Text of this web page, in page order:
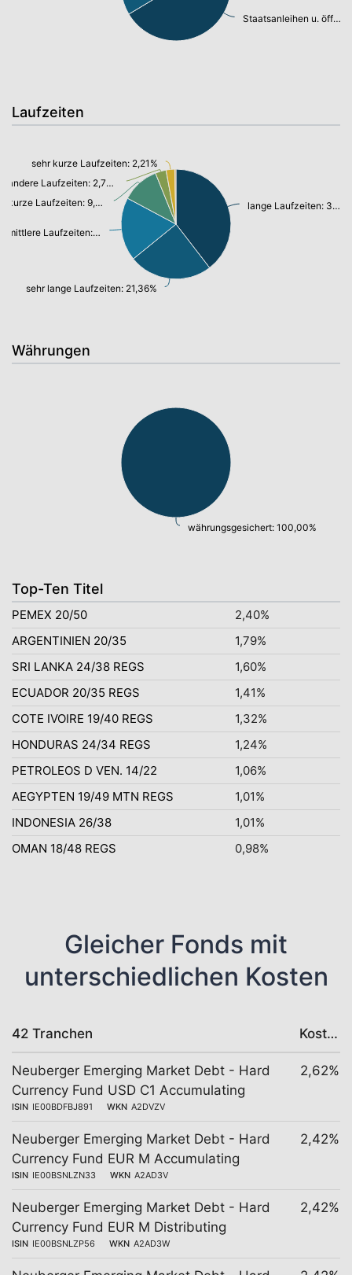
Staatsanleihen u. öffentl.Anleihen: 57,66%
Laufzeiten
lange Laufzeiten: 34,34%
sehr lange Laufzeiten: 21,36%
mittlere Laufzeiten: 16,19%
kurze Laufzeiten: 9,63%
andere Laufzeiten: 2,78%
sehr kurze Laufzeiten: 2,21%
Währungen
währungsgesichert: 100,00%
Top-Ten Titel
PEMEX 20/50
2,40%
ARGENTINIEN 20/35
1,79%
SRI LANKA 24/38 REGS
1,60%
ECUADOR 20/35 REGS
1,41%
COTE IVOIRE 19/40 REGS
1,32%
HONDURAS 24/34 REGS
1,24%
PETROLEOS D VEN. 14/22
1,06%
AEGYPTEN 19/49 MTN REGS
1,01%
INDONESIA 26/38
1,01%
OMAN 18/48 REGS
0,98%
Gleicher Fonds mit
unterschiedlichen Kosten
42 Tranchen Kosten
Neuberger Emerging Market Debt - Hard
Currency Fund USD C1 Accumulating
ISIN IE00BDFBJ891 WKN A2DVZV
2,62%
Neuberger Emerging Market Debt - Hard
Currency Fund EUR M Accumulating
ISIN IE00BSNLZN33 WKN A2AD3V
2,42%
Neuberger Emerging Market Debt - Hard
Currency Fund EUR M Distributing
ISIN IE00BSNLZP56 WKN A2AD3W
2,42%